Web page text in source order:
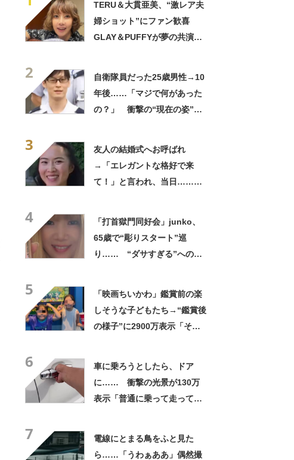
TERU＆大貫亜美、“激レア夫
婦ショット”にファン歓喜
GLAY＆PUFFYが夢の共演
2
自衛隊員だった25歳男性→10
年後……「マジで何があった
の？」 衝撃の“現在の姿”が
3
友人の結婚式へお呼ばれ
→「エレガントな格好で来
て！」と言われ、当日……ま
4
「打首獄門同好会」junko、
65歳で“彫りスタート”巡
り…… “ダサすぎる”への持
5
「映画ちいかわ」鑑賞前の楽
しそうな子どもたち→“鑑賞後
の様子”に2900万表示「そう
6
車に乗ろうとしたら、ドア
に…… 衝撃の光景が130万
表示「普通に乗って走ってた
7
電線にとまる鳥をふと見た
ら……「うわぁああ」偶然撮